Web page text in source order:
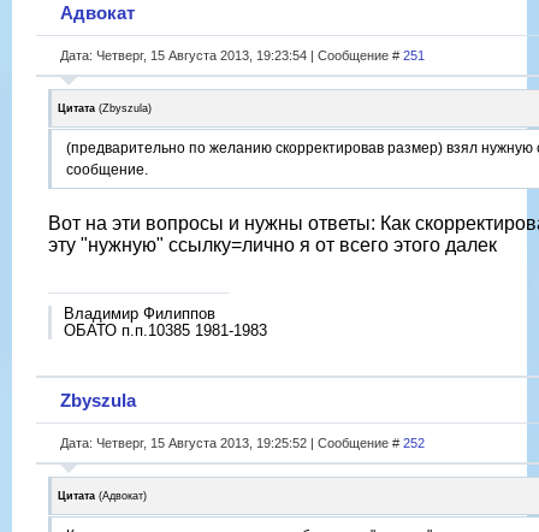
Адвокат
Дата: Четверг, 15 Августа 2013, 19:23:54 | Сообщение # 251
Цитата (Zbyszula)
(предварительно по желанию скорректировав размер) взял нужную
сообщение.
Вот на эти вопросы и нужны ответы: Как
эту "нужную" ссылку=лично я от всего этого далек
Владимир Филиппов
ОБАТО п.п.10385 1981-1983
Zbyszula
Дата: Четверг, 15 Августа 2013, 19:25:52 | Сообщение # 252
Цитата (Адвокат)